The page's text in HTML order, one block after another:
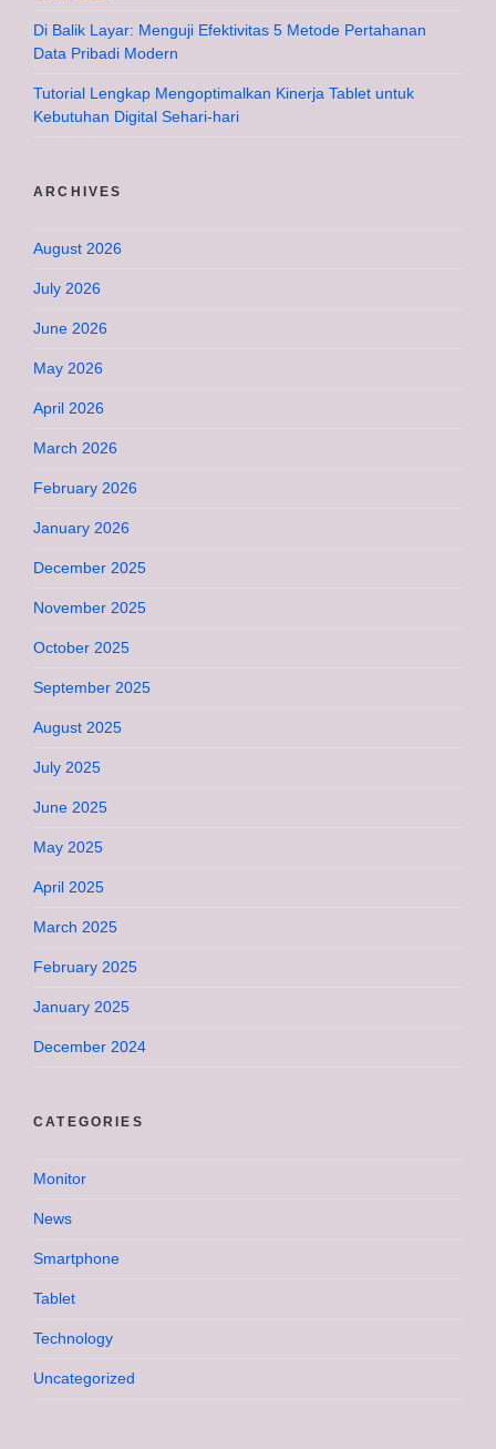
Di Balik Layar: Menguji Efektivitas 5 Metode Pertahanan
Data Pribadi Modern
Tutorial Lengkap Mengoptimalkan Kinerja Tablet untuk
Kebutuhan Digital Sehari-hari
ARCHIVES
August 2026
July 2026
June 2026
May 2026
April 2026
March 2026
February 2026
January 2026
December 2025
November 2025
October 2025
September 2025
August 2025
July 2025
June 2025
May 2025
April 2025
March 2025
February 2025
January 2025
December 2024
CATEGORIES
Monitor
News
Smartphone
Tablet
Technology
Uncategorized